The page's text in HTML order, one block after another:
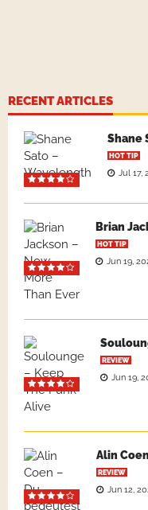
RECENT ARTICLES
Shane
HOT TIP
Jul 17,
Brian
HOT TIP
Jun 19,
REVIEW
Jun 19,
Alin
REVIEW
Jun 12,